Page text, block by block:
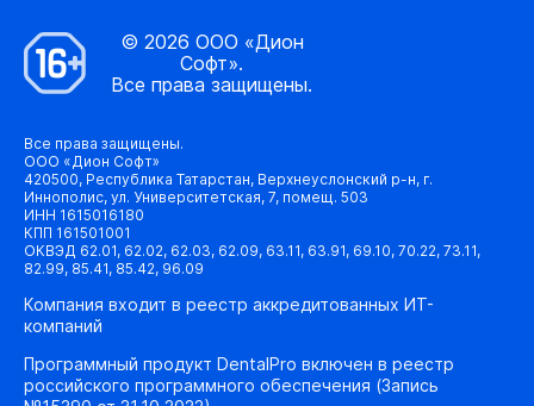
© 2026 ООО «Дион
Софт».
Все права защищены.
Все права защищены.
ООО «Дион Софт»
420500, Республика Татарстан, Верхнеуслонский р-н, г.
Иннополис, ул. Университетская, 7, помещ. 503
ИНН 1615016180
КПП 161501001
ОКВЭД 62.01, 62.02, 62.03, 62.09, 63.11, 63.91, 69.10, 70.22, 73.11,
82.99, 85.41, 85.42, 96.09
Компания входит в реестр аккредитованных ИТ-
компаний
Программный продукт DentalPro включен в реестр
российского программного обеспечения (Запись